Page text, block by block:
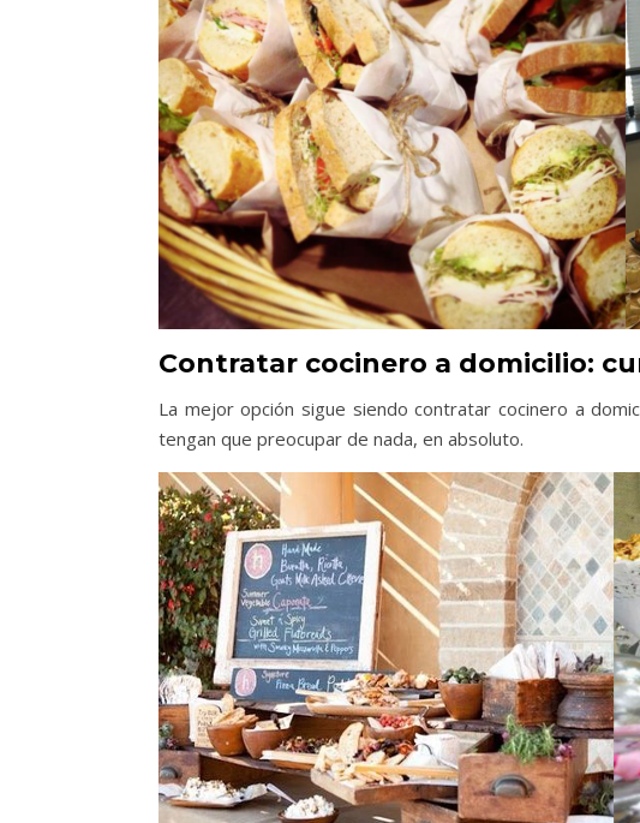
Contratar cocinero a domicilio:
La mejor opción sigue siendo contratar cocinero a
tengan que preocupar de nada, en absoluto.